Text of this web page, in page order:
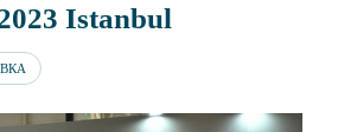
Istanbul